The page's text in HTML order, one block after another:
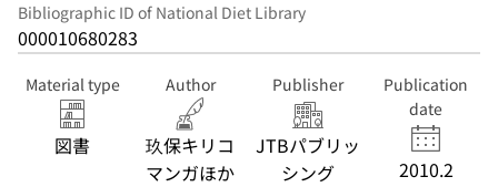
Bibliographic ID of National Diet Library
000010680283
Material type
図書
Author
玖保キリコ
マンガほか
Publisher
JTBパブリッ
シング
Publication
date
2010.2